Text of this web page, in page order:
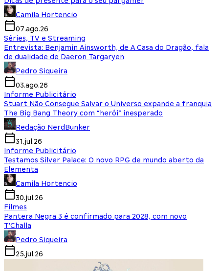
Camila Hortencio
07.ago.26
Séries, TV e Streaming
Entrevista: Benjamin Ainsworth, de A Casa do Dragão, fala
de dualidade de Daeron Targaryen
Pedro Siqueira
03.ago.26
Informe Publicitário
Stuart Não Consegue Salvar o Universo expande a franquia
The Big Bang Theory com “herói” inesperado
Redação NerdBunker
31.jul.26
Informe Publicitário
Testamos Silver Palace: O novo RPG de mundo aberto da
Elementa
Camila Hortencio
30.jul.26
Filmes
Pantera Negra 3 é confirmado para 2028, com novo
T'Challa
Pedro Siqueira
25.jul.26